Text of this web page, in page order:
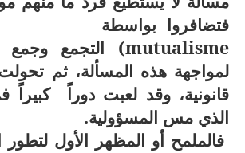
فتضافروا
mutualisme) التجمع وجمع
لمواجهة هذه المسألة، ثم
قانونية، وقد لعبت دوراً كبيراً
الذي مس المسؤولية.
فالملمح أو المظهر الأول لتطور